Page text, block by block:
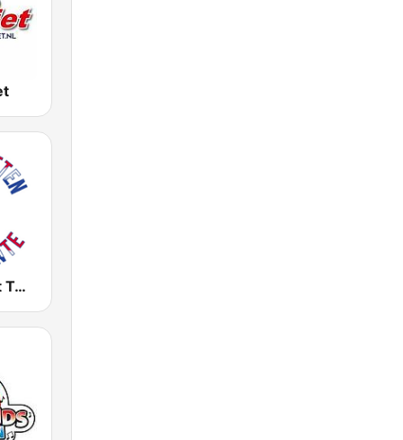
Bandieten uit Twente - Piratenmuziek